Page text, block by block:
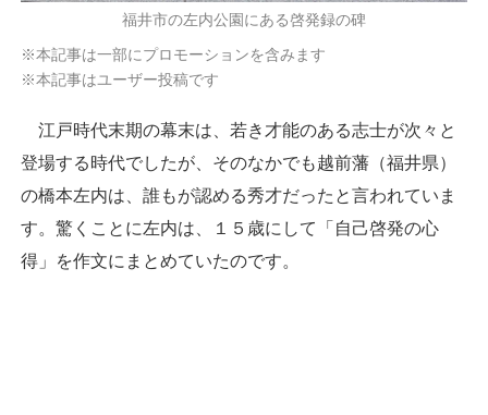
福井市の左内公園にある啓発録の碑
※本記事は一部にプロモーションを含みます
※本記事はユーザー投稿です
江戸時代末期の幕末は、若き才能のある志士が次々と
登場する時代でしたが、そのなかでも越前藩（福井県）
の橋本左内は、誰もが認める秀才だったと言われていま
す。驚くことに左内は、１５歳にして「自己啓発の心
得」を作文にまとめていたのです。